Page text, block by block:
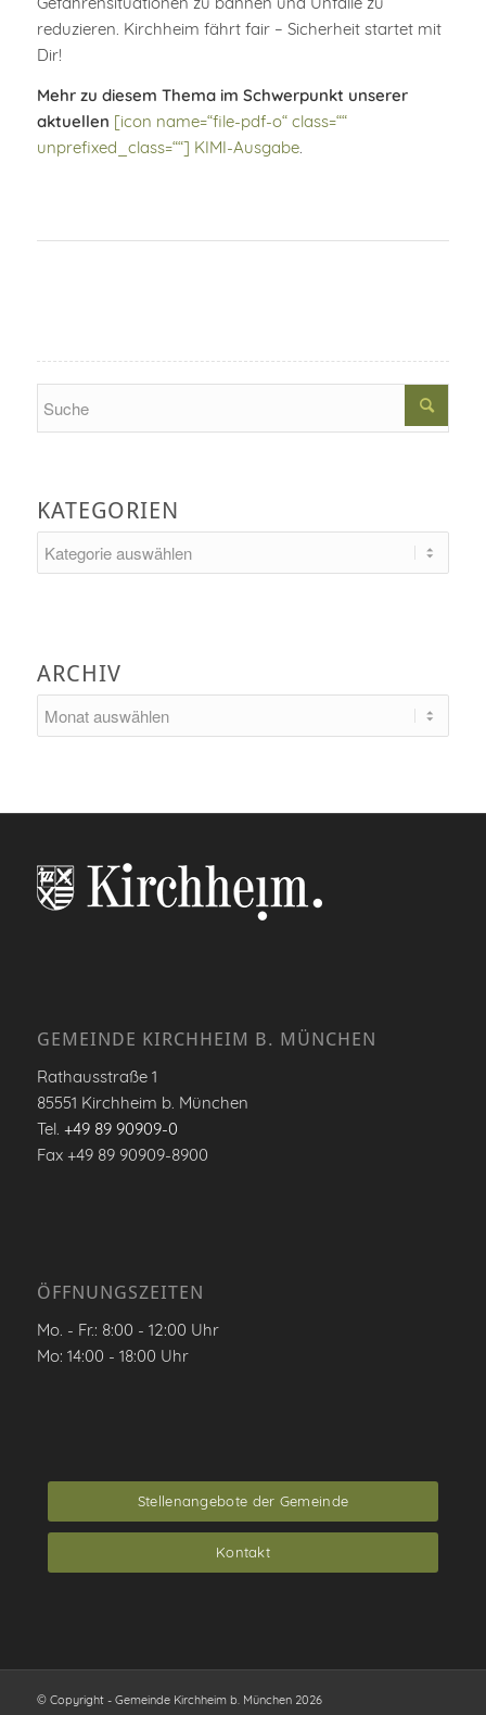
reduzieren. Kirchheim fährt fair – Sicherheit startet mit
Dir!
Mehr zu diesem Thema im Schwerpunkt unserer
aktuellen [icon name=“file-pdf-o“ class=““
unprefixed_class=““] KIMI-Ausgabe.
KATEGORIEN
ARCHIV
GEMEINDE KIRCHHEIM B. MÜNCHEN
Rathausstraße 1
85551 Kirchheim b. München
Tel. +49 89 90909-0
Fax +49 89 90909-8900
ÖFFNUNGSZEITEN
Mo. - Fr.: 8:00 - 12:00 Uhr
Mo: 14:00 - 18:00 Uhr
Stellenangebote der Gemeinde
Kontakt
© Copyright - Gemeinde Kirchheim b. München 2026